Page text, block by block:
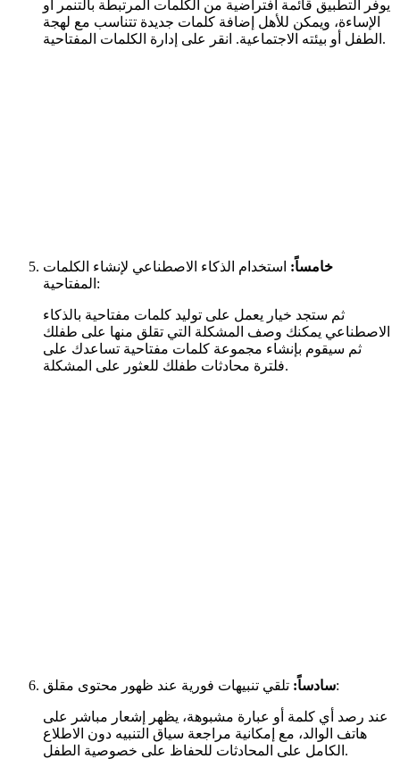
يوفر التطبيق قائمة افتراضية من الكلمات المرتبطة بالتنمر أو
الإساءة، ويمكن للأهل إضافة كلمات جديدة تتناسب مع لهجة
الطفل أو بيئته الاجتماعية. انقر على إدارة الكلمات المفتاحية.
خامساً: استخدام الذكاء الاصطناعي لإنشاء الكلمات
المفتاحية:
ثم ستجد خيار يعمل على توليد كلمات مفتاحية بالذكاء
الاصطناعي يمكنك وصف المشكلة التي تقلق منها على طفلك
ثم سيقوم بإنشاء مجموعة كلمات مفتاحية تساعدك على
فلترة محادثات طفلك للعثور على المشكلة.
سادساً:تلقي تنبيهات فورية عند ظهور محتوى مقلق:
عند رصد أي كلمة أو عبارة مشبوهة، يظهر إشعار مباشر على
هاتف الوالد، مع إمكانية مراجعة سياق التنبيه دون الاطلاع
الكامل على المحادثات للحفاظ على خصوصية الطفل.